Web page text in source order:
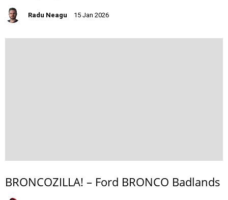
Radu Neagu 15 Jan 2026
BRONCOZILLA! – Ford BRONCO Badlands